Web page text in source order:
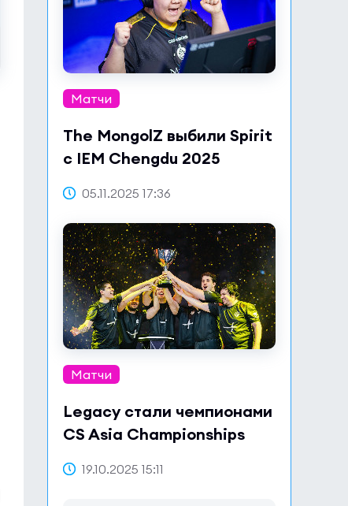
Матчи
The MongolZ выбили Spirit
с IEM Chengdu 2025
05.11.2025 17:36
Матчи
Legacy стали чемпионами
CS Asia Championships
19.10.2025 15:11